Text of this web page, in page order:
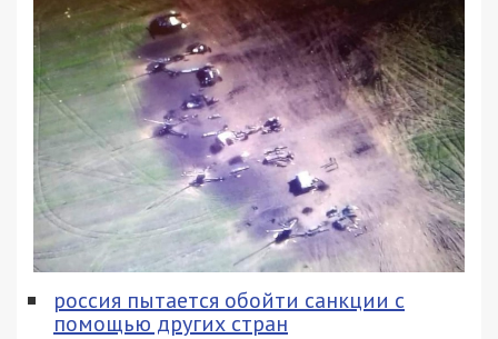
россия пытается обойти санкции с
помощью других стран